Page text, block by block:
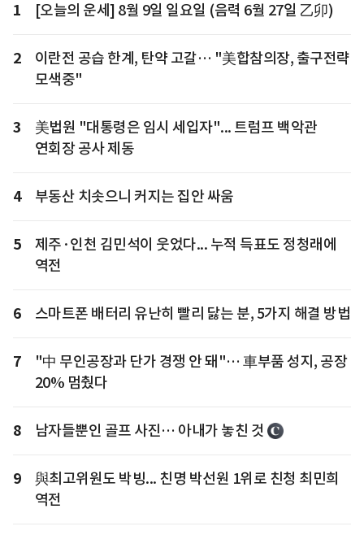
1 [오늘의 운세] 8월 9일 일요일 (음력 6월 27일 乙卯)
2
이란전 공습 한계, 탄약 고갈… "美합참의장, 출구전략
모색중"
3
美법원 "대통령은 임시 세입자"... 트럼프 백악관
연회장 공사 제동
4 부동산 치솟으니 커지는 집안 싸움
5
제주·인천 김민석이 웃었다... 누적 득표도 정청래에
역전
6 스마트폰 배터리 유난히 빨리 닳는 분, 5가지 해결 방법
7
"中 무인공장과 단가 경쟁 안 돼"… 車부품 성지, 공장
20% 멈췄다
8 남자들뿐인 골프 사진… 아내가 놓친 것
9
與최고위원도 박빙... 친명 박선원 1위로 친청 최민희
역전